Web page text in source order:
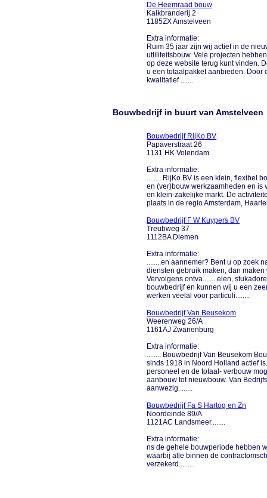
De Heemraad bouw
Kalkbranderij 2
1185ZX Amstelveen
Extra informatie:
Ruim 35 jaar zijn wij actief in de
utliliteitsbouw. Vele projecten
op deze website terug kunt vinden.
u een totaalpakket aanbieden.
kwalitatief .......
Bouwbedrijf in buurt van Amstelveen
Bouwbedrijf RijKo BV
Papaverstraat 26
1131 HK Volendam
Extra informatie:
........ RijKo BV is een klein, flexibel
en (ver)bouw werkzaamheden en is
en klein-zakelijke markt. De
plaats in de regio Amsterdam,
Bouwbedrijf F W Kuypers BV
Treubweg 37
1112BA Diemen
Extra informatie:
........en aannemer? Bent u op zoek
diensten gebruik maken, dan
Vervolgens ontva........elen,
bouwbedrijf en kunnen wij u een
werken veelal voor particuli........
Bouwbedrijf Van Beusekom
Weerenweg 26/A
1161AJ Zwanenburg
Extra informatie:
........ Bouwbedrijf Van Beusekom
sinds 1918 in Noord Holland actief
personeel en de totaal- verbouw
aanbouw tot nieuwbouw. Van
aanwezig........
Bouwbedrijf Fa S Hartog en Zn
Noordeinde 89/A
1121AC Landsmeer........
Extra informatie:
ns de gehele bouwperiode hebben
waarbij alle binnen de
verzekerd.........